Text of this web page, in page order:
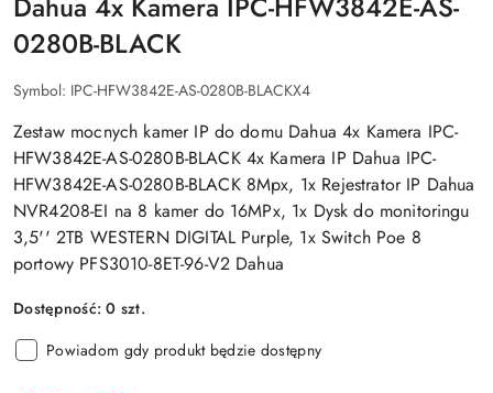
0280B-BLACK
Symbol: IPC-HFW3842E-AS-0280B-BLACKX4
Zestaw mocnych kamer IP do domu Dahua 4x Kamera IPC-
HFW3842E-AS-0280B-BLACK 4x Kamera IP Dahua IPC-
HFW3842E-AS-0280B-BLACK 8Mpx, 1x Rejestrator IP Dahua
NVR4208-EI na 8 kamer do 16MPx, 1x Dysk do monitoringu
3,5'' 2TB WESTERN DIGITAL Purple, 1x Switch Poe 8
portowy PFS3010-8ET-96-V2 Dahua
Dostępność:0 szt.
Powiadom gdy produkt będzie dostępny